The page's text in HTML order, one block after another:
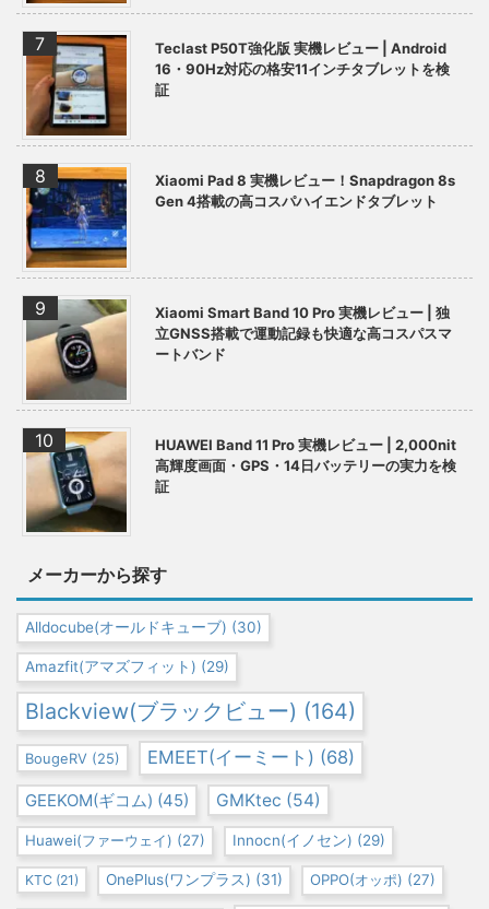
Teclast P50T強化版 実機レビュー | Android
16・90Hz対応の格安11インチタブレットを検
証
Xiaomi Pad 8 実機レビュー！Snapdragon 8s
Gen 4搭載の高コスパハイエンドタブレット
Xiaomi Smart Band 10 Pro 実機レビュー | 独
立GNSS搭載で運動記録も快適な高コスパスマ
ートバンド
HUAWEI Band 11 Pro 実機レビュー | 2,000nit
高輝度画面・GPS・14日バッテリーの実力を検
証
メーカーから探す
Alldocube(オールドキューブ) (30)
Amazfit(アマズフィット) (29)
Blackview(ブラックビュー) (164)
BougeRV (25) EMEET(イーミート) (68)
GEEKOM(ギコム) (45) GMKtec (54)
Huawei(ファーウェイ) (27) Innocn(イノセン) (29)
KTC (21) OnePlus(ワンプラス) (31) OPPO(オッポ) (27)